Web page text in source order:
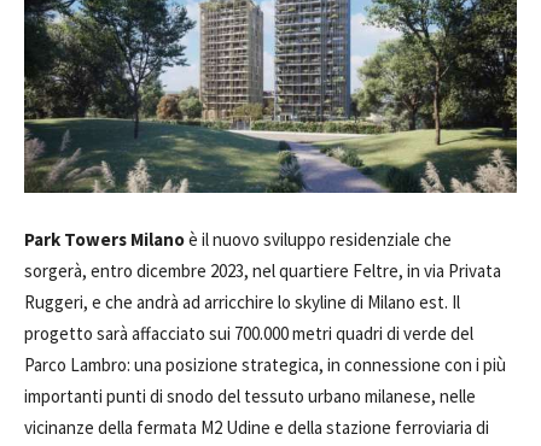
Park Towers Milanoè il nuovo sviluppo residenziale che
sorgerà, entro dicembre 2023, nel quartiere Feltre, in via Privata
Ruggeri, e che andrà ad arricchire lo skyline di Milano est. Il
progetto sarà affacciato sui 700.000 metri quadri di verde del
Parco Lambro: una posizione strategica, in connessione con i più
importanti punti di snodo del tessuto urbano milanese, nelle
vicinanze della fermata M2 Udine e della stazione ferroviaria di